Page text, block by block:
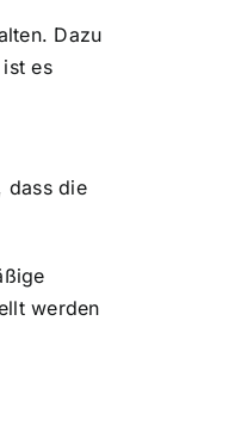
Dazu
es
dass die
werden